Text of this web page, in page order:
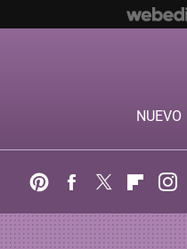
NUEVO
PinterestFacebook
Twitter